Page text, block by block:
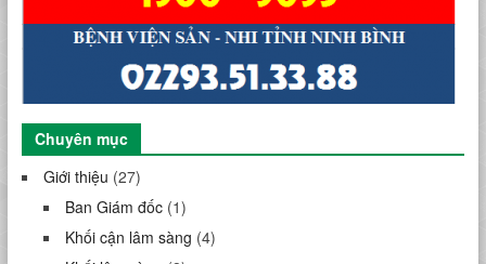
Chuyên mục
Giới thiệu (27)
Ban Giám đốc(1)
Khối cận lâm sàng (4)